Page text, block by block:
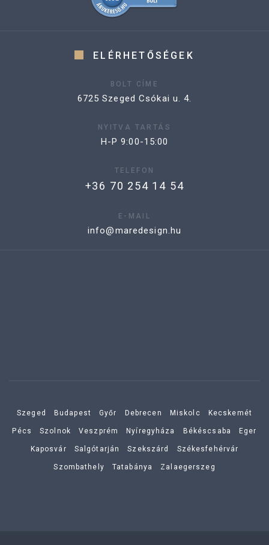
ELÉRHETŐSÉGEK
BOLT CÍME
6725 Szeged Csókai u. 4.
NYITVA TARTÁS
H-P 9:00-15:00
TELEFON
+36 70 254 14 54
E-MAIL
info@maredesign.hu
Szeged Budapest Győr Debrecen Miskolc Kecskemét
Pécs Szolnok Veszprém Nyíregyháza Békéscsaba Eger
Kaposvár Salgótarján Szekszárd Székesfehérvár
Szombathely Tatabánya Zalaegerszeg